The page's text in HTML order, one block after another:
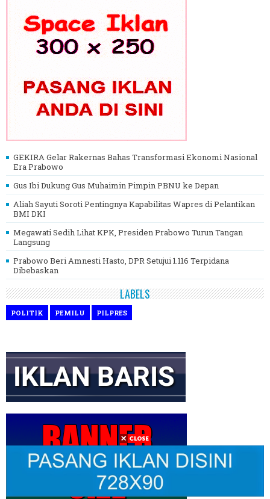
GEKIRA Gelar Rakernas Bahas Transformasi Ekonomi Nasional
Era Prabowo
Gus Ibi Dukung Gus Muhaimin Pimpin PBNU ke Depan
Aliah Sayuti Soroti Pentingnya Kapabilitas Wapres di Pelantikan
BMI DKI
Megawati Sedih Lihat KPK, Presiden Prabowo Turun Tangan
Langsung
Prabowo Beri Amnesti Hasto, DPR Setujui 1.116 Terpidana
Dibebaskan
LABELS
POLITIK PEMILU PILPRES